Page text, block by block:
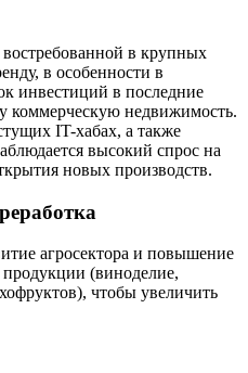
в крупных
в особенности в
инвестиций в последние
коммерческую недвижимость.
IT-хабах, а также
высокий спрос на
новых производств.
агросектора и повышение
(виноделие,
чтобы увеличить